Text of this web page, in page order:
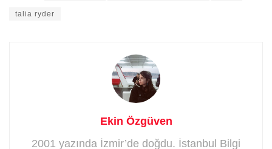
talia ryder
Ekin Özgüven
2001 yazında İzmir’de doğdu. İstanbul Bilgi